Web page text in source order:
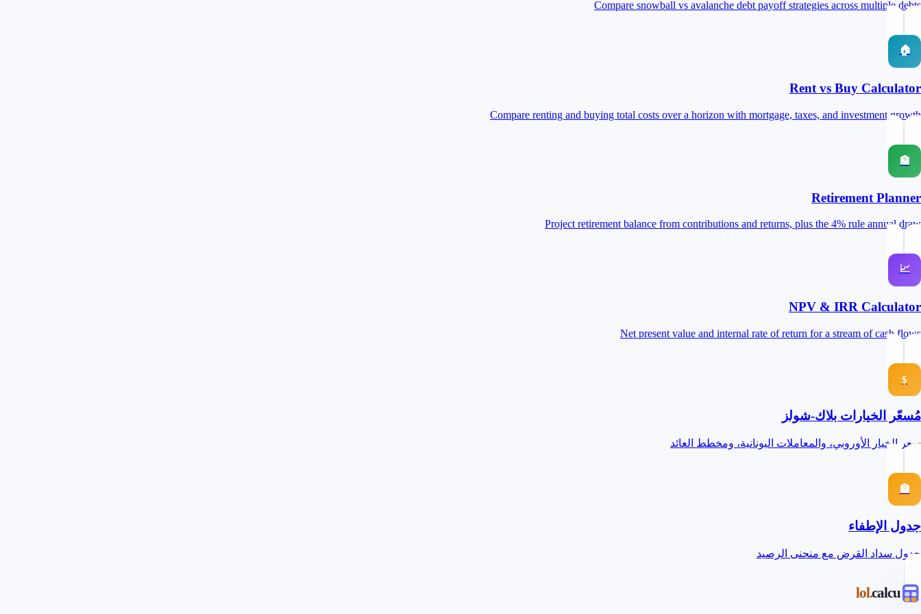
Compare snowball vs avalanche debt payoff strategies across multiple debts
🏠
Rent vs Buy Calculator
Compare renting and buying total costs over a horizon with mortgage, taxes, and investment growth
🏦
Retirement Planner
Project retirement balance from contributions and returns, plus the 4% rule annual draw
📈
NPV & IRR Calculator
Net present value and internal rate of return for a stream of cash flows
$
مُسعّر الخيارات بلاك-شولز
سعر الخيار الأوروبي، والمعاملات اليونانية، ومخطط العائد
🏦
جدول الإطفاء
جدول سداد القرض مع منحنى الرصيد
calcu
.lol